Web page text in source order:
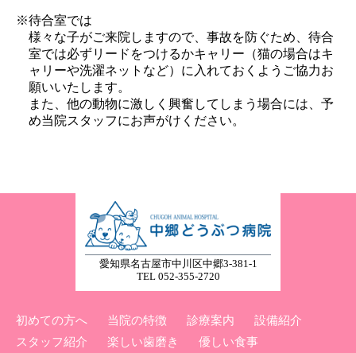
※待合室では
様々な子がご来院しますので、事故を防ぐため、待合
室では必ずリードをつけるかキャリー（猫の場合はキ
ャリーや洗濯ネットなど）に入れておくようご協力お
願いいたします。
また、他の動物に激しく興奮してしまう場合には、予
め当院スタッフにお声がけください。
愛知県名古屋市中川区中郷3-381-1
TEL 052-355-2720
初めての方へ 当院の特徴 診療案内
設備紹介
スタッフ紹介
楽しい歯磨き 優しい食事